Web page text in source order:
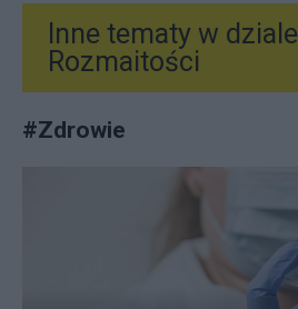
Inne tematy w dziale
Rozmaitości
#Zdrowie